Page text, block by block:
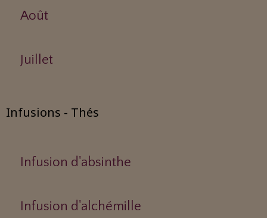
Août
Juillet
Infusions - Thés
Infusion d'absinthe
Infusion d'alchémille